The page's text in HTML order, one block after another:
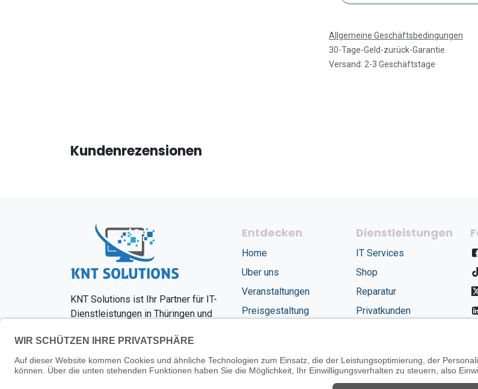
Allgemeine Geschäftsbedingungen
30-Tage-Geld-zurück-Garantie
Versand: 2-3 Geschäftstage
Kundenrezensionen
KNT Solutions ist Ihr Partner für IT-
Dienstleistungen in Thüringen und
Entdecken
Home
Uber uns
Veranstaltungen
Preisgestaltung
Dienstleistungen
IT Services
Shop
Reparatur
Privatkunden